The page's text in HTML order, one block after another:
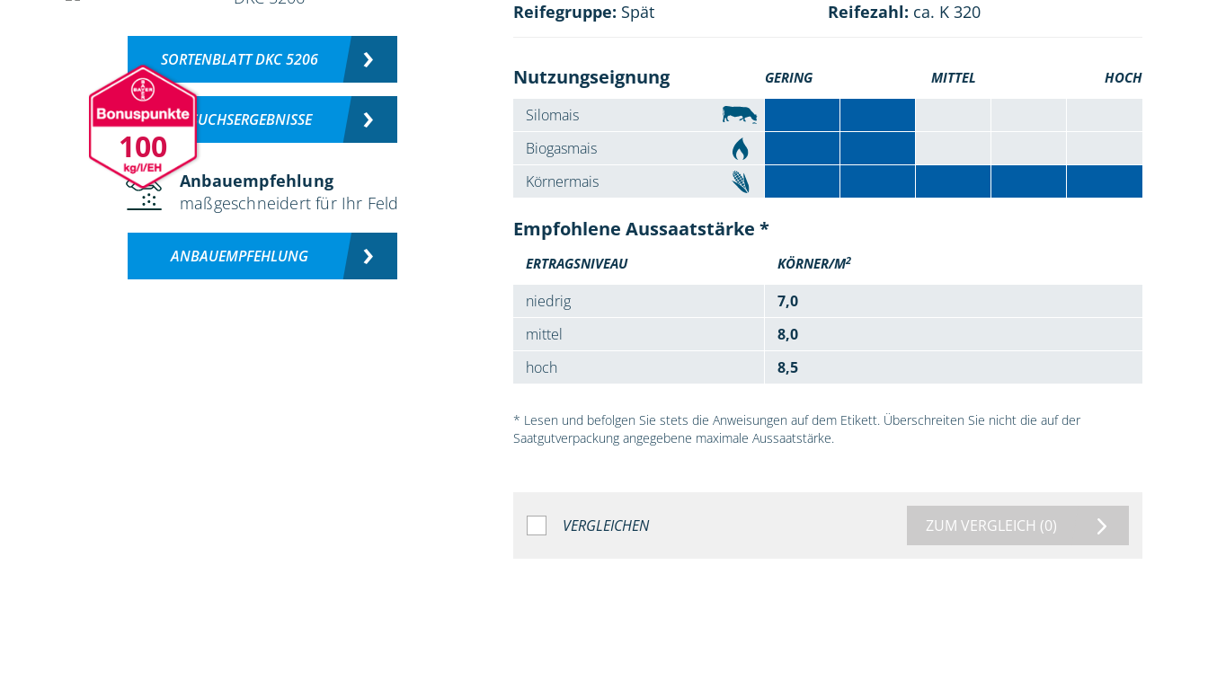
100
SORTENBLATT DKC 5206
VERSUCHSERGEBNISSE
Anbauempfehlung
maßgeschneidert für Ihr Feld
ANBAUEMPFEHLUNG
Reifegruppe: Spät Reifezahl: ca. K 320
Nutzungseignung GERING MITTEL HOCH
Silomais
Biogasmais
Körnermais
Empfohlene Aussaatstärke *
ERTRAGSNIVEAU KÖRNER/M2
niedrig
7,0
mittel
8,0
hoch
8,5
* Lesen und befolgen Sie stets die Anweisungen auf dem Etikett. Überschreiten Sie nicht die auf der
Saatgutverpackung angegebene maximale Aussaatstärke.
VERGLEICHEN ZUM VERGLEICH (0)